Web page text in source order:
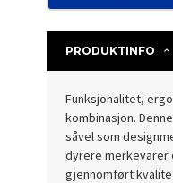
PRODUKTINFO
Funksjonalitet,
kombinasjon.
såvel som
dyrere merkevarer
gjennomført